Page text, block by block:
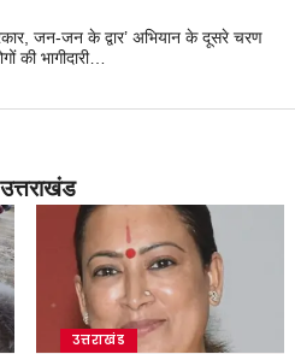
जन-जन के द्वार’ अभियान के दूसरे चरण
की भागीदारी…
उत्तराखंड
उत्तराखंड